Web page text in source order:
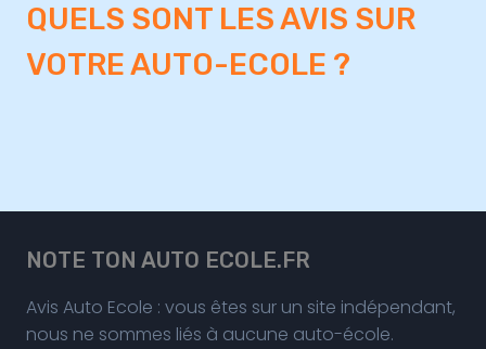
QUELS SONT LES AVIS SUR
VOTRE AUTO-ECOLE ?
NOTE TON AUTO ECOLE.FR
Avis Auto Ecole : vous êtes sur un site indépendant,
nous ne sommes liés à aucune auto-école.